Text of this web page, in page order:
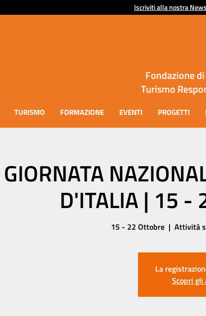
Iscriviti alla nostra
Fondazione
Turismo
TURISMO FORMAZIONE EVENTI PROGETTI
GIORNATA
D'ITALIA | 15
15 - 22 Ottobre
  |
Attività
La
Scopri